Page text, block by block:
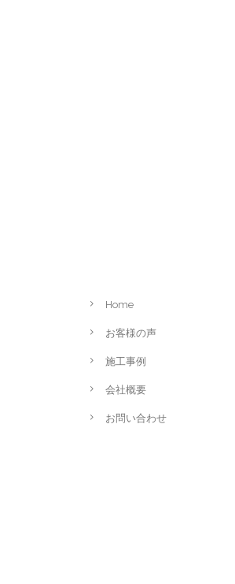
Home
お客様の声
施工事例
会社概要
お問い合わせ